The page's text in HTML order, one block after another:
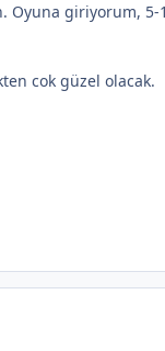
Oyuna giriyorum,
cok güzel olacak.